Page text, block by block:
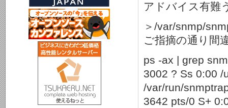
アドバイス有難
＞/var/snmp/
ご指摘の通り間
ps -ax | grep
3002 ? Ss 0:00 /
/var/run/
3642 pts/0 S+